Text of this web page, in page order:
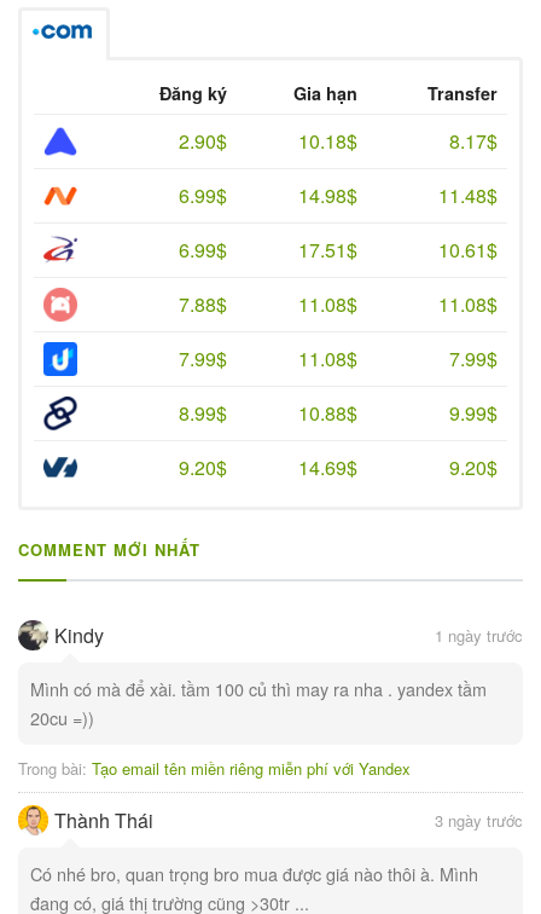
Đăng ký Gia hạn Transfer
2.90$ 10.18$
8.17$
6.99$
14.98$
11.48$
6.99$
17.51$
10.61$
7.88$
11.08$
11.08$
7.99$
11.08$
7.99$
8.99$
10.88$
9.99$
9.20$
14.69$ 9.20$
COMMENT MỚI NHẤT
Kindy 1 ngày trước
Mình có mà để xài. tầm 100 củ thì may ra nha . yandex tầm
20cu =))
Trong bài: Tạo email tên miền riêng miễn phí với Yandex
Thành Thái 3 ngày trước
Có nhé bro, quan trọng bro mua được giá nào thôi à. Mình
đang có, giá thị trường cũng >30tr ...